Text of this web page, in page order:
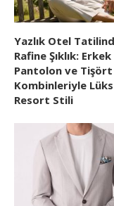
Yazlık Otel
Rafine Şıklık: Erkek
Pantolon ve Tişört
Kombinleriyle Lüks
Resort Stili